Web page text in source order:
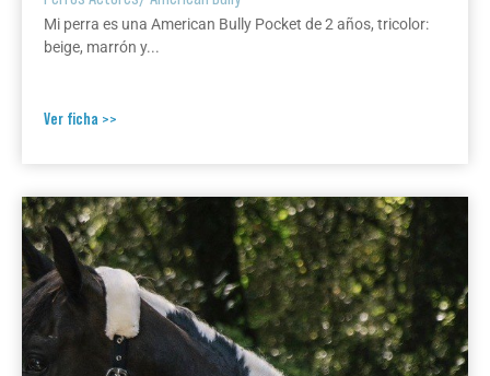
Mi perra es una American Bully Pocket de 2 años, tricolor:
beige, marrón y...
Ver ficha >>